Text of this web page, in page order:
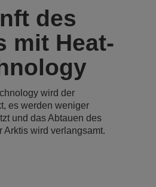
des
mit Heat-
wird der
es werden weniger
und das Abtauen des
Arktis wird verlangsamt.